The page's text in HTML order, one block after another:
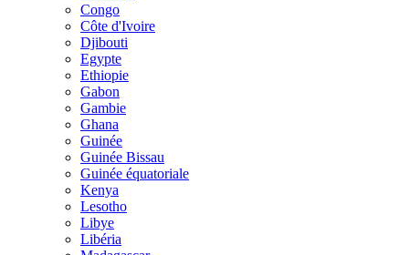
Congo
Côte d'Ivoire
Djibouti
Egypte
Ethiopie
Gabon
Gambie
Ghana
Guinée
Guinée Bissau
Guinée équatoriale
Kenya
Lesotho
Libye
Libéria